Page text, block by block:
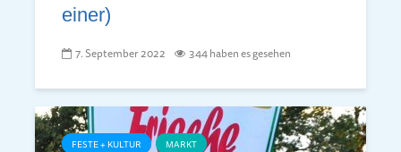
einer)
7. September 2022 344 haben es gesehen
FESTE + KULTUR MARKT